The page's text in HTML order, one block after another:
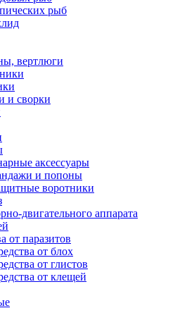
рыб
вертлюги
и сворки
аксессуары
и попоны
воротники
двигательного аппарата
от паразитов
от блох
от глистов
от клещей